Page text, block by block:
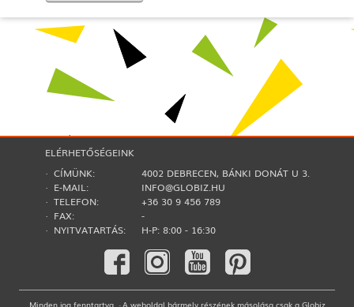
ELÉRHETŐSÉGEINK
· CÍMÜNK:
4002 DEBRECEN, BÁNKI DONÁT U 3.
· E-MAIL:
INFO@GLOBIZ.HU
· TELEFON:
+36 30 9 456 789
· FAX:
-
· NYITVATARTÁS:
H-P: 8:00 - 16:30
Minden jog fenntartva. · A weboldal bármely részének másolása csak a Globiz